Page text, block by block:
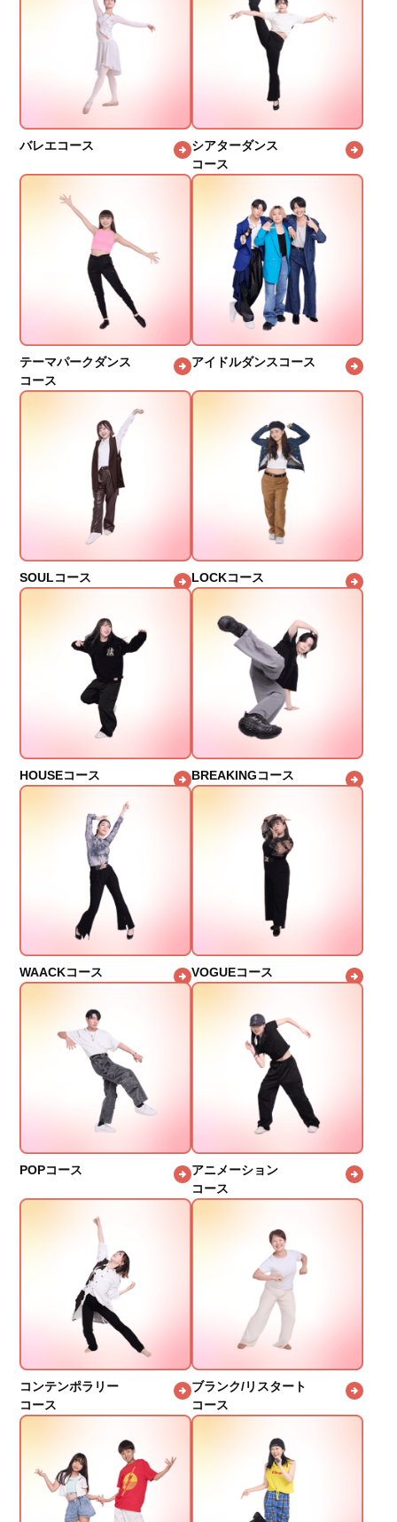
バレエコース
シアターダンス
コース
テーマパークダンス
コース
アイドルダンスコース
SOULコース LOCKコース
HOUSEコース BREAKINGコース
WAACKコース VOGUEコース
POPコース
アニメーション
コース
コンテンポラリー
コース
ブランク/リスタート
コース